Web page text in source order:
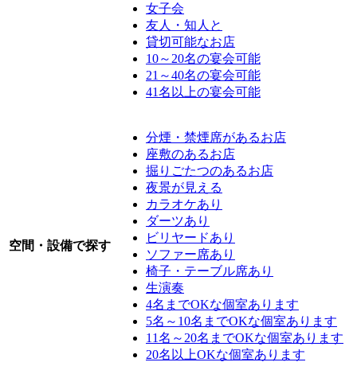
女子会
友人・知人と
貸切可能なお店
10～20名の宴会可能
21～40名の宴会可能
41名以上の宴会可能
空間・設備で探す
分煙・禁煙席があるお店
座敷のあるお店
掘りごたつのあるお店
夜景が見える
カラオケあり
ダーツあり
ビリヤードあり
ソファー席あり
椅子・テーブル席あり
生演奏
4名までOKな個室あります
5名～10名までOKな個室あります
11名～20名までOKな個室あります
20名以上OKな個室あります